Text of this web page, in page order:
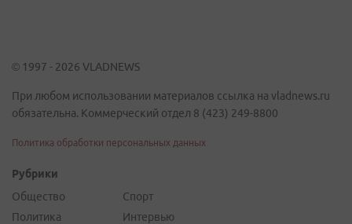
© 1997 - 2026 VLADNEWS
При любом использовании материалов ссылка на vladnews.ru
обязательна. Коммерческий отдел 8 (423) 249-8800
Политика обработки персональных данных
Рубрики
Общество
Политика
Спорт
Интервью